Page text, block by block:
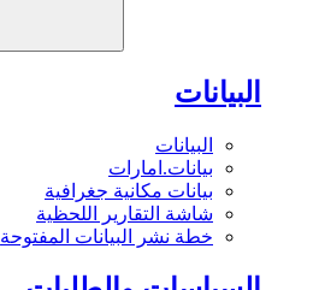
البيانات
البيانات
بيانات.امارات
بيانات مكانية جغرافية
شاشة التقارير اللحظية
خطة نشر البيانات المفتوحة